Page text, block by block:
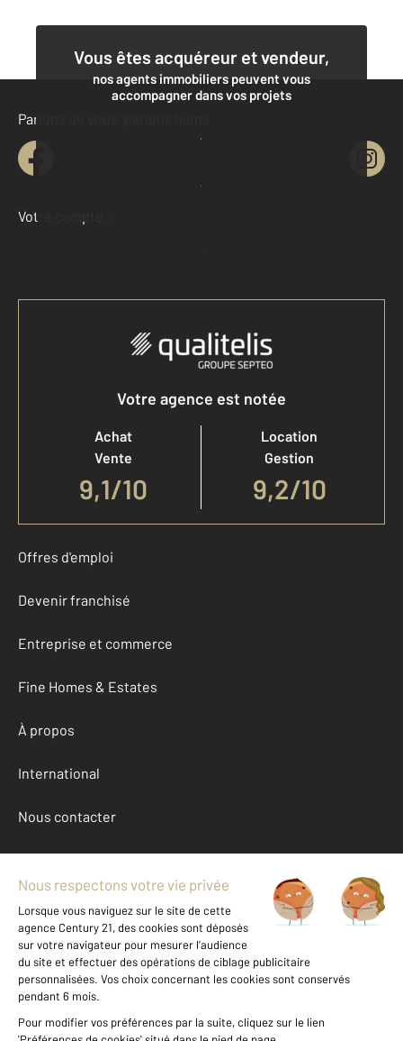
Vous êtes acquéreur et vendeur,
nos agents immobiliers peuvent vous
accompagner dans vos projets
Contacter l'agence
Demander une estimation
Parlons de vous, parlons biens
Votre compte :
Accéder à mon compte
Votre agence est notée
Achat
Vente
9,1/10
Location
Gestion
9,2/10
Offres d'emploi
Devenir franchisé
Entreprise et commerce
Fine Homes & Estates
À propos
International
Nous contacter
Mentions légales & CGU et Barèmes d'honoraires
Données personnelles
Gestionnaire des cookies
Achat appartement autour de LE GRAU DU ROI (30240)